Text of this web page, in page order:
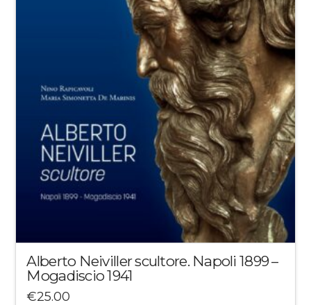
Alberto Neiviller scultore. Napoli 1899 –
Mogadiscio 1941
€25.00